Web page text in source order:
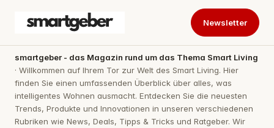
Newsletter
smartgeber - das Magazin rund um das Thema Smart Living
· Willkommen auf Ihrem Tor zur Welt des Smart Living. Hier
finden Sie einen umfassenden Überblick über alles, was
intelligentes Wohnen ausmacht. Entdecken Sie die neuesten
Trends, Produkte und Innovationen in unseren verschiedenen
Rubriken wie News, Deals, Tipps & Tricks und Ratgeber. Wir